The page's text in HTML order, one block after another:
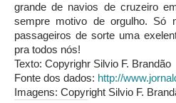
grande de navios de cruzeiro
sempre motivo de orgulho. Só
passageiros de sorte uma
pra todos nós!
Texto: Copyrighr Silvio F. Brandão
Fonte dos dados: http://
Imagens: Copyright Silvio F.